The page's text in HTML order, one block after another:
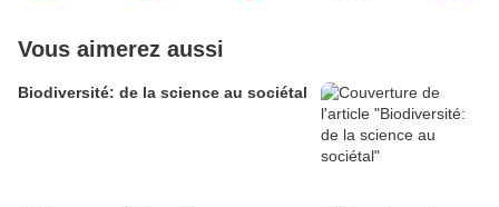
Vous aimerez aussi
Biodiversité: de la science au sociétal